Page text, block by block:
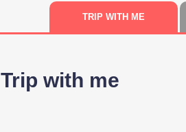
TRIP WITH ME
Trip with me